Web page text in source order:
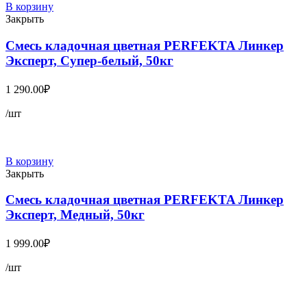
В корзину
Закрыть
Смесь кладочная цветная PERFEKTA Линкер
Эксперт, Супер-белый, 50кг
1 290.00₽
/шт
В корзину
Закрыть
Смесь кладочная цветная PERFEKTA Линкер
Эксперт, Медный, 50кг
1 999.00₽
/шт